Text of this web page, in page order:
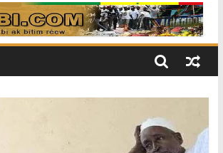
formés à la planification
Code de la famille, cadis et égalité
devant la loi : Dar Al Istiqaamah
soumet ses doléances au ministre
Assemblée nationale : trois projets
menu de la session extraordinaire,